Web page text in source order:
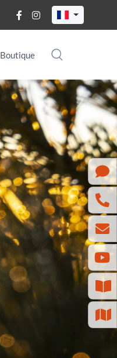
Boutique